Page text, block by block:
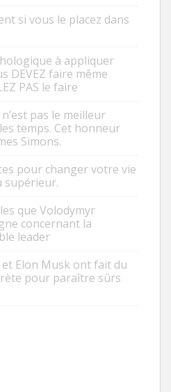
si vous le placez dans
à appliquer
DEVEZ faire même
PAS le faire
pas le meilleur
temps. Cet honneur
Simons.
pour changer votre vie
supérieur.
que Volodymyr
concernant la
leader
et Elon Musk ont fait du
pour paraître sûrs